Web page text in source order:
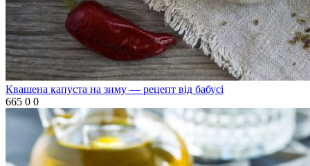
Квашена капуста на зиму — рецепт від бабусі
665 0 0